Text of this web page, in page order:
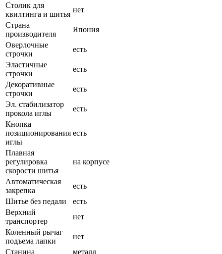
Столик для
квилтинга и шитья
нет
Страна
производителя
Япония
Оверлочные
строчки
есть
Эластичные
строчки
есть
Декоративные
строчки
есть
Эл. стабилизатор
прокола иглы
есть
Кнопка
позиционирования
иглы
есть
Плавная
регулировка
скорости шитья
на корпусе
Автоматическая
закрепка
есть
Шитье без педали
есть
Верхний
транспортер
нет
Коленный рычаг
подъема лапки
нет
Станина
металл